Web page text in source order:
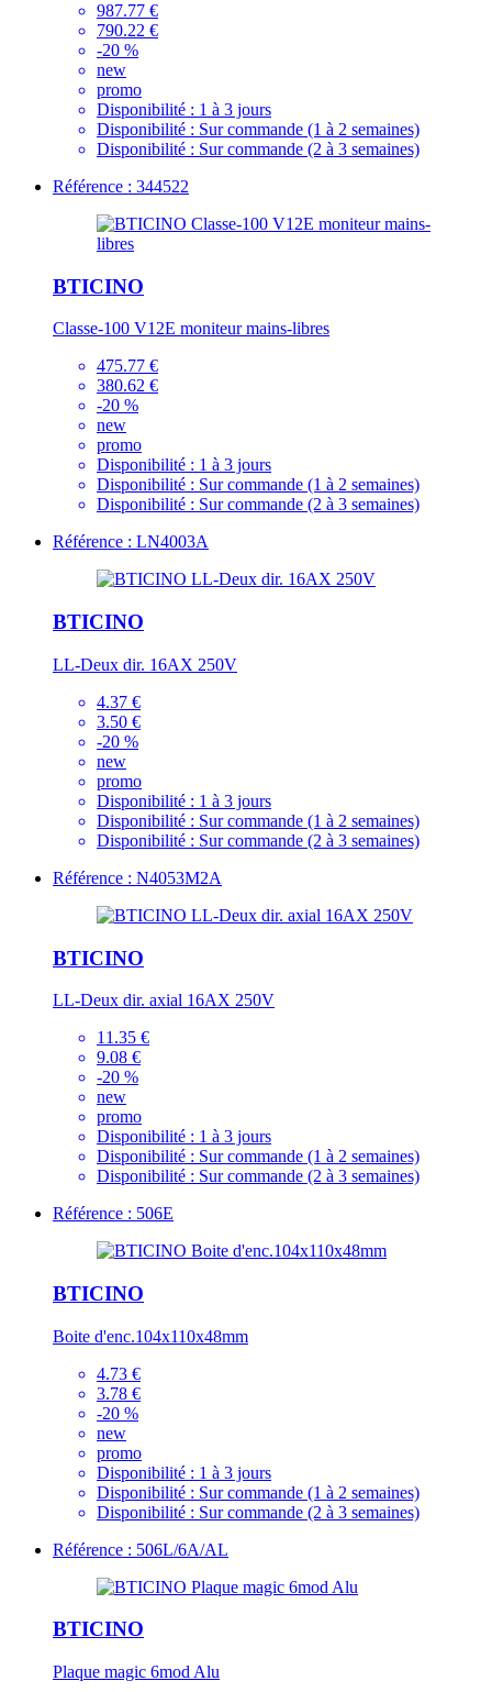
987.77 €
790.22 €
-20 %
new
promo
Disponibilité : 1 à 3 jours
Disponibilité : Sur commande (1 à 2 semaines)
Disponibilité : Sur commande (2 à 3 semaines)
Référence : 344522
BTICINO
Classe-100 V12E moniteur mains-libres
475.77 €
380.62 €
-20 %
new
promo
Disponibilité : 1 à 3 jours
Disponibilité : Sur commande (1 à 2 semaines)
Disponibilité : Sur commande (2 à 3 semaines)
Référence : LN4003A
BTICINO
LL-Deux dir. 16AX 250V
4.37 €
3.50 €
-20 %
new
promo
Disponibilité : 1 à 3 jours
Disponibilité : Sur commande (1 à 2 semaines)
Disponibilité : Sur commande (2 à 3 semaines)
Référence : N4053M2A
BTICINO
LL-Deux dir. axial 16AX 250V
11.35 €
9.08 €
-20 %
new
promo
Disponibilité : 1 à 3 jours
Disponibilité : Sur commande (1 à 2 semaines)
Disponibilité : Sur commande (2 à 3 semaines)
Référence : 506E
BTICINO
Boite d'enc.104x110x48mm
4.73 €
3.78 €
-20 %
new
promo
Disponibilité : 1 à 3 jours
Disponibilité : Sur commande (1 à 2 semaines)
Disponibilité : Sur commande (2 à 3 semaines)
Référence : 506L/6A/AL
BTICINO
Plaque magic 6mod Alu